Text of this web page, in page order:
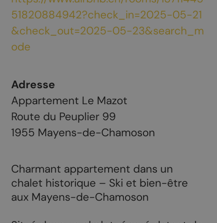
51820884942?check_in=2025-05-21
&check_out=2025-05-23&search_m
ode
Adresse
Appartement Le Mazot
Route du Peuplier 99
1955 Mayens-de-Chamoson
Charmant appartement dans un
chalet historique – Ski et bien-être
aux Mayens-de-Chamoson